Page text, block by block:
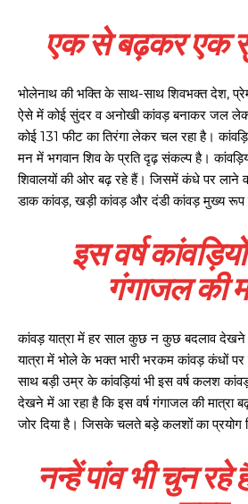
एक से बढ़कर एक
भोलेनाथ की भक्ति के साथ-साथ शिवभक्त देश,
ऐसे में कोई सुंदर व अनोखी कांवड़ बनाकर जल
कोई 131 फीट का तिरंगा लेकर चल रहा है।
मन में भगवान शिव के प्रति दृढ़ संकल्प है।
शिवालयों की ओर बढ़ रहे हैं। जिसमें कंधे पर लाने
डाक कांवड़, खड़ी कांवड़ और दंडी कांवड़ मुख्य
इस वर्ष
गंगाजल की
कांवड़ यात्रा में हर साल कुछ न कुछ बदलाव देखने
यात्रा में भोले के भक्त भारी भरकम कांवड़ कंधों
साथ बड़ी उम्र के कांवड़ियां भी इस वर्ष कलश
देखने में आ रहा है कि इस वर्ष गंगाजल की मात्रा
जोर दिया है। जिसके चलते बड़े कलशों का प्रयोग
नन्हें पांव भी चुन